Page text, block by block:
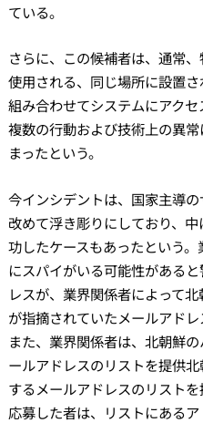
ている。
さらに、この候補者は、通常
使用される、同じ場所に設置
組み合わせてシステムにアク
複数の行動および技術上の異
まったという。
今インシデントは、国家主導
改めて浮き彫りにしており、
功したケースもあったという
にスパイがいる可能性がある
レスが、業界関係者によって
が指摘されていたメールアド
また、業界関係者は、北朝鮮
ールアドレスのリストを提供
するメールアドレスのリスト
応募した者は、リストにある